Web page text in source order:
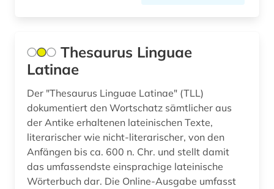
Thesaurus Linguae
Latinae
Der "Thesaurus Linguae Latinae" (TLL)
dokumentiert den Wortschatz sämtlicher aus
der Antike erhaltenen lateinischen Texte,
literarischer wie nicht-literarischer, von den
Anfängen bis ca. 600 n. Chr. und stellt damit
das umfassendste einsprachige lateinische
Wörterbuch dar. Die Online-Ausgabe umfasst